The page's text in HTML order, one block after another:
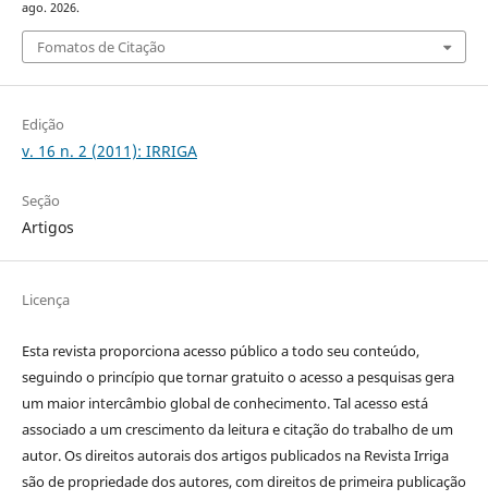
ago. 2026.
Fomatos de Citação
Edição
v. 16 n. 2 (2011): IRRIGA
Seção
Artigos
Licença
Esta revista proporciona acesso público a todo seu conteúdo,
seguindo o princípio que tornar gratuito o acesso a pesquisas gera
um maior intercâmbio global de conhecimento. Tal acesso está
associado a um crescimento da leitura e citação do trabalho de um
autor. Os direitos autorais dos artigos publicados na Revista Irriga
são de propriedade dos autores, com direitos de primeira publicação